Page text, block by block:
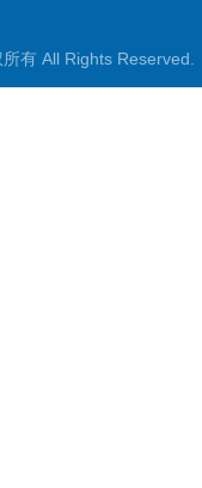
所有 All Rights